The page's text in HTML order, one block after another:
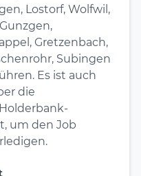
Lostorf, Wolfwil,
Gretzenbach,
Subingen
Es ist auch
die
um den Job